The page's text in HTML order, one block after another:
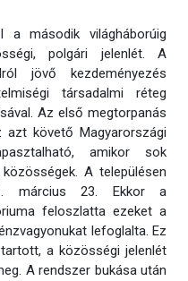
a második világháborúig
polgári jelenlét. A
jövő kezdeményezés
társadalmi réteg
Az első megtorpanás
követő Magyarországi
amikor sok
A településen
március 23. Ekkor a
feloszlatta ezeket a
lefoglalta. Ez
a közösségi jelenlét
A rendszer bukása után